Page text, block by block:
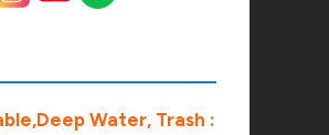
Water, Trash :